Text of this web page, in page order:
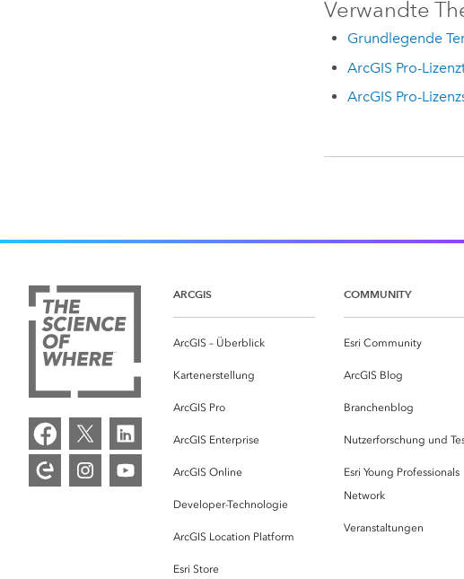
Verwandte
Grundlegende
ArcGIS Pro-
ArcGIS Pro-
ARCGIS
ArcGIS – Überblick
Kartenerstellung
ArcGIS Pro
ArcGIS Enterprise
ArcGIS Online
Developer-Technologie
ArcGIS Location Platform
Esri Store
COMMUNITY
Esri Community
ArcGIS Blog
Branchenblog
Nutzerforschung und
Esri Young Professionals
Network
Veranstaltungen